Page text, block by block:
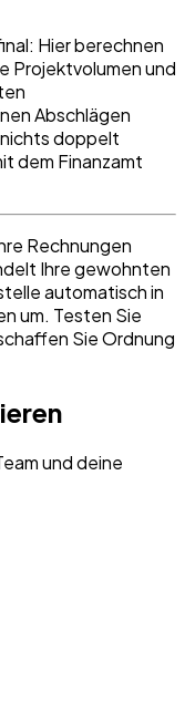
Hier berechnen
Projektvolumen und
Abschlägen
doppelt
dem Finanzamt
Rechnungen
Ihre gewohnten
automatisch in
um. Testen Sie
Sie Ordnung
und deine